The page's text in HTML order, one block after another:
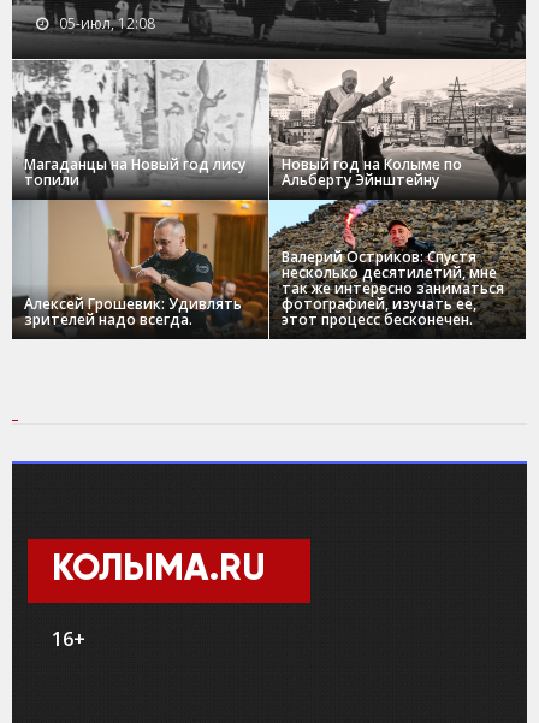
05-июл, 12:08
Магаданцы на Новый год лису
топили
Новый год на Колыме по
Альберту Эйнштейну
Алексей Грошевик: Удивлять
зрителей надо всегда.
Валерий Остриков: Спустя
несколько десятилетий, мне
так же интересно заниматься
фотографией, изучать ее,
этот процесс бесконечен.
КОЛЫМА.RU
16+